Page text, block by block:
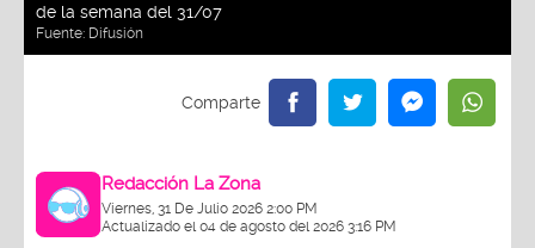
de la semana del 31/07
Fuente: Difusión
Redacción La Zona
Viernes, 31 De Julio 2026 2:00 PM
Actualizado el 04 de agosto del 2026 3:16 PM